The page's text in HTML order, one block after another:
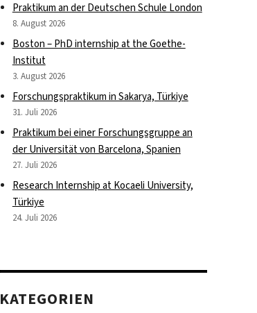
Praktikum an der Deutschen Schule London
8. August 2026
Boston – PhD internship at the Goethe-
Institut
3. August 2026
Forschungspraktikum in Sakarya, Türkiye
31. Juli 2026
Praktikum bei einer Forschungsgruppe an
der Universität von Barcelona, Spanien
27. Juli 2026
Research Internship at Kocaeli University,
Türkiye
24. Juli 2026
KATEGORIEN